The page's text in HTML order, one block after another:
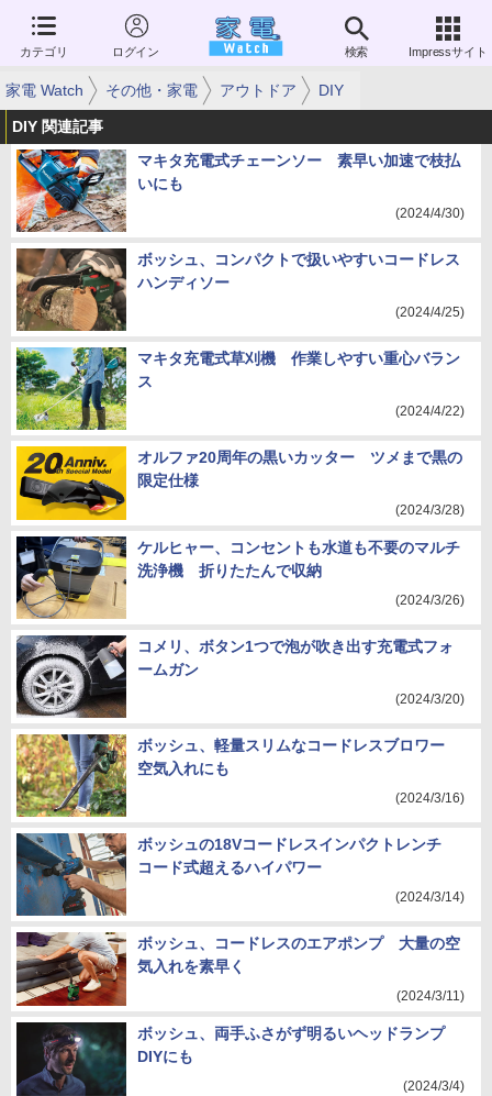
カテゴリ ログイン 検索 Impressサイト
家電 Watch その他・家電 アウトドア DIY
DIY 関連記事
マキタ充電式チェーンソー 素早い加速で枝払
いにも
(2024/4/30)
ボッシュ、コンパクトで扱いやすいコードレス
ハンディソー
(2024/4/25)
マキタ充電式草刈機 作業しやすい重心バラン
ス
(2024/4/22)
オルファ20周年の黒いカッター ツメまで黒の
限定仕様
(2024/3/28)
ケルヒャー、コンセントも水道も不要のマルチ
洗浄機 折りたたんで収納
(2024/3/26)
コメリ、ボタン1つで泡が吹き出す充電式フォ
ームガン
(2024/3/20)
ボッシュ、軽量スリムなコードレスブロワー
空気入れにも
(2024/3/16)
ボッシュの18Vコードレスインパクトレンチ
コード式超えるハイパワー
(2024/3/14)
ボッシュ、コードレスのエアポンプ 大量の空
気入れを素早く
(2024/3/11)
ボッシュ、両手ふさがず明るいヘッドランプ
DIYにも
(2024/3/4)